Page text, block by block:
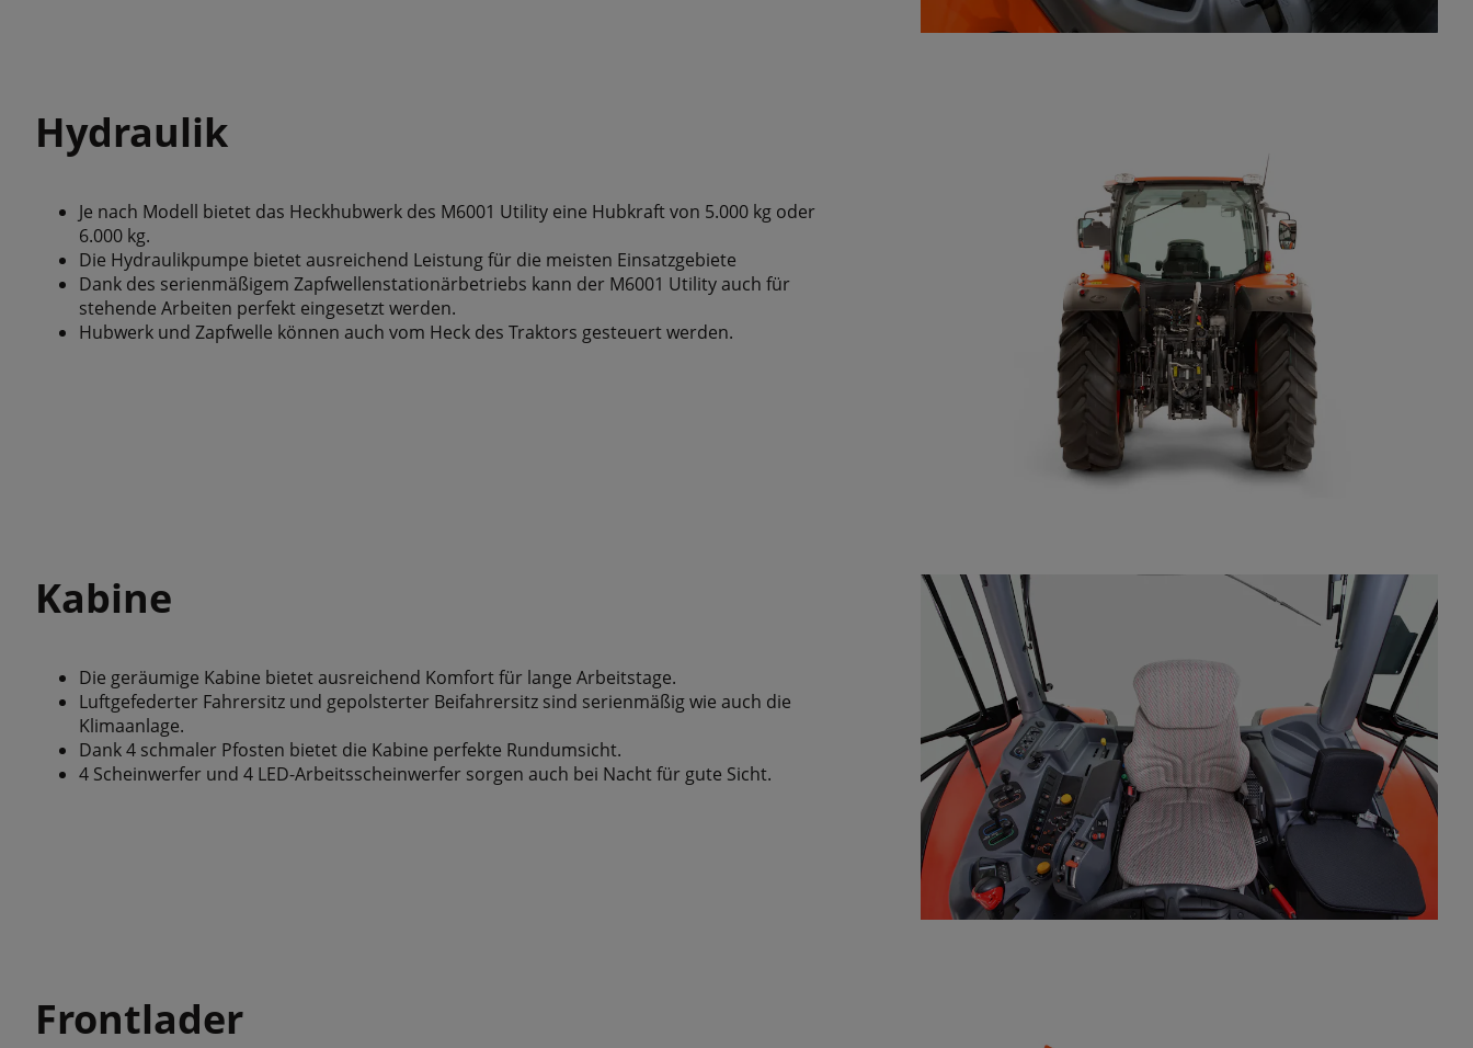
Hydraulik
Je nach Modell bietet das Heckhubwerk des M6001 Utility eine Hubkraft von 5.000 kg oder
6.000 kg.
Die Hydraulikpumpe bietet ausreichend Leistung für die meisten Einsatzgebiete
Dank des serienmäßigem Zapfwellenstationärbetriebs kann der M6001 Utility auch für
stehende Arbeiten perfekt eingesetzt werden.
Hubwerk und Zapfwelle können auch vom Heck des Traktors gesteuert werden.
Kabine
Die geräumige Kabine bietet ausreichend Komfort für lange Arbeitstage.
Luftgefederter Fahrersitz und gepolsterter Beifahrersitz sind serienmäßig wie auch die
Klimaanlage.
Dank 4 schmaler Pfosten bietet die Kabine perfekte Rundumsicht.
4 Scheinwerfer und 4 LED-Arbeitsscheinwerfer sorgen auch bei Nacht für gute Sicht.
Frontlader